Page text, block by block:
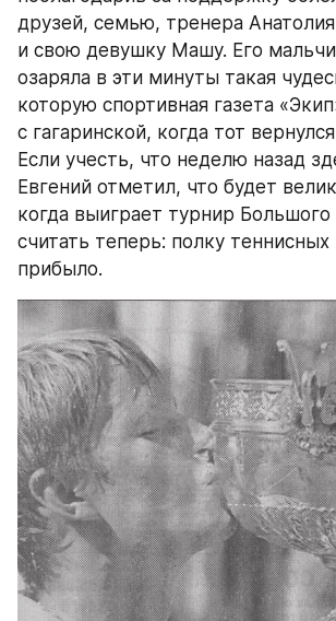
друзей, семью, тренера
и свою девушку Машу. Его
озаряла в эти минуты такая
которую спортивная газета
с гагаринской, когда тот
Если учесть, что неделю назад
Евгений отметил, что будет
когда выиграет турнир
считать теперь: полку теннисных
прибыло.